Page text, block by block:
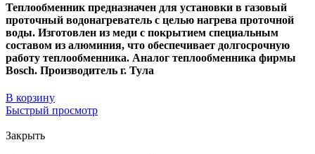
Теплообменник предназначен для установки в газовый
проточный водонагреватель с целью нагрева проточной
воды. Изготовлен из меди с покрытием специальным
составом из алюминия, что обеспечивает долгосрочную
работу теплообменника. Аналог теплообменника фирмы
Bosch. Производитель г. Тула
В корзину
Быстрый просмотр
Закрыть